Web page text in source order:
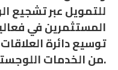
للتمويل عبر تشجيع
المستثمرين في
توسيع دائرة
من الخدمات اللوجستية.